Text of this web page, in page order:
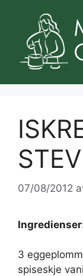
innhold
07/08/2012
Ingredienser
3
spiseskje